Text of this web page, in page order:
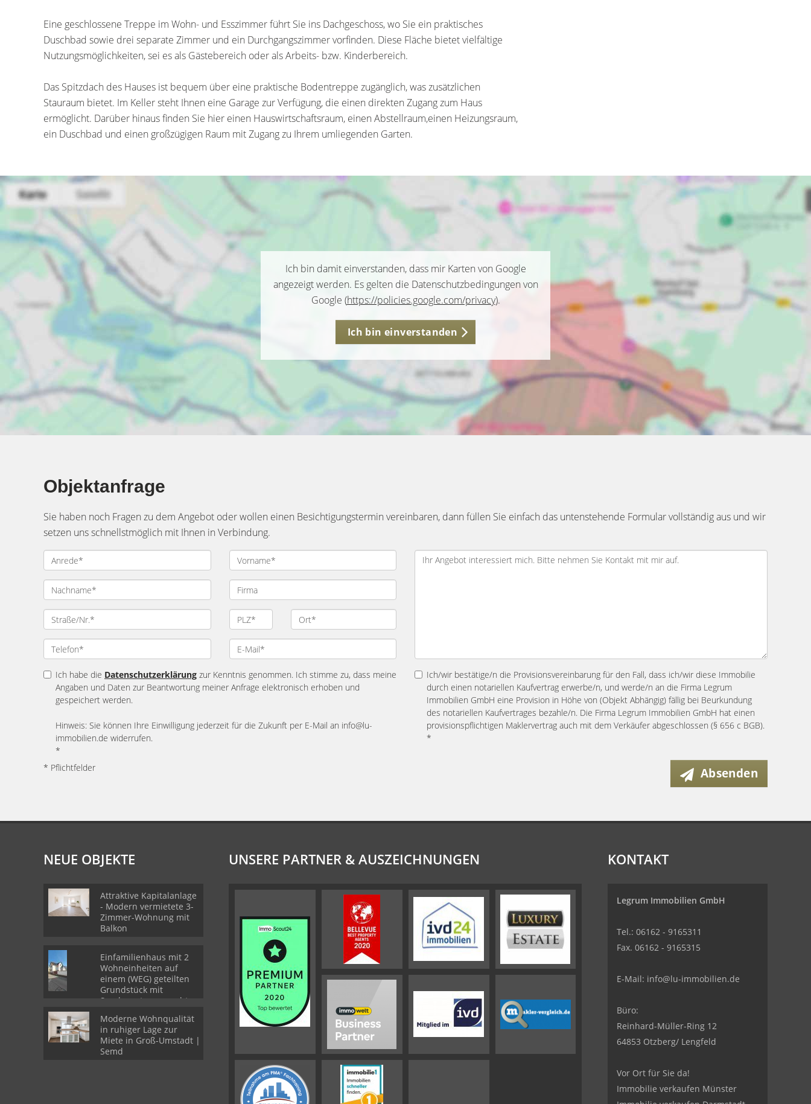
Eine geschlossene Treppe im Wohn- und Esszimmer führt Sie ins Dachgeschoss, wo Sie ein praktisches
Duschbad sowie drei separate Zimmer und ein Durchgangszimmer vorfinden. Diese Fläche bietet vielfältige
Nutzungsmöglichkeiten, sei es als Gästebereich oder als Arbeits- bzw. Kinderbereich.
Das Spitzdach des Hauses ist bequem über eine praktische Bodentreppe zugänglich, was zusätzlichen
Stauraum bietet. Im Keller steht Ihnen eine Garage zur Verfügung, die einen direkten Zugang zum Haus
ermöglicht. Darüber hinaus finden Sie hier einen Hauswirtschaftsraum, einen Abstellraum,einen Heizungsraum,
ein Duschbad und einen großzügigen Raum mit Zugang zu Ihrem umliegenden Garten.
Ich bin damit einverstanden, dass mir Karten von Google
angezeigt werden. Es gelten die Datenschutzbedingungen von
Google (https://policies.google.com/privacy).
Ich bin einverstanden
Objektanfrage
Sie haben noch Fragen zu dem Angebot oder wollen einen Besichtigungstermin vereinbaren, dann füllen Sie einfach das untenstehende Formular vollständig aus und wir
setzen uns schnellstmöglich mit Ihnen in Verbindung.
Ich habe die Datenschutzerklärung zur Kenntnis genommen. Ich stimme zu, dass meine
Angaben und Daten zur Beantwortung meiner Anfrage elektronisch erhoben und
gespeichert werden.
Hinweis: Sie können Ihre Einwilligung jederzeit für die Zukunft per E-Mail an info@lu-
immobilien.de widerrufen.
*
Ich/wir bestätige/n die Provisionsvereinbarung für den Fall, dass ich/wir diese Immobilie
durch einen notariellen Kaufvertrag erwerbe/n, und werde/n an die Firma Legrum
Immobilien GmbH eine Provision in Höhe von (Objekt Abhängig) fällig bei Beurkundung
des notariellen Kaufvertrages bezahle/n. Die Firma Legrum Immobilien GmbH hat einen
provisionspflichtigen Maklervertrag auch mit dem Verkäufer abgeschlossen (§ 656 c BGB).
*
* Pflichtfelder Absenden
NEUE OBJEKTE
Attraktive Kapitalanlage
- Modern vermietete 3-
Zimmer-Wohnung mit
Balkon
Einfamilienhaus mit 2
Wohneinheiten auf
einem (WEG) geteilten
Grundstück mit
Sondernutzungsrechten
Moderne Wohnqualität
in ruhiger Lage zur
Miete in Groß-Umstadt |
Semd
UNSERE PARTNER & AUSZEICHNUNGEN KONTAKT
Legrum Immobilien GmbH
Tel.: 06162 - 9165311
Fax. 06162 - 9165315
E-Mail: info@lu-immobilien.de
Büro:
Reinhard-Müller-Ring 12
64853 Otzberg/ Lengfeld
Vor Ort für Sie da!
Immobilie verkaufen Münster